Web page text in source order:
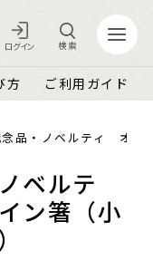
方 ご利用ガイド
検索
ログイン
ガイド
ログイン
品・ノベルティ オリ
ベルテ
ン箸（小